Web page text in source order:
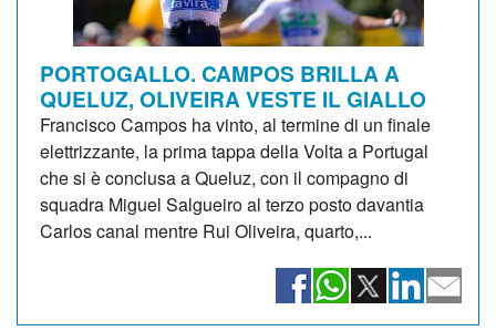
PORTOGALLO. CAMPOS BRILLA A
QUELUZ, OLIVEIRA VESTE IL GIALLO
Francisco Campos ha vinto, al termine di un finale
elettrizzante, la prima tappa della Volta a Portugal
che si è conclusa a Queluz, con il compagno di
squadra Miguel Salgueiro al terzo posto davantia
Carlos canal mentre Rui Oliveira, quarto,...